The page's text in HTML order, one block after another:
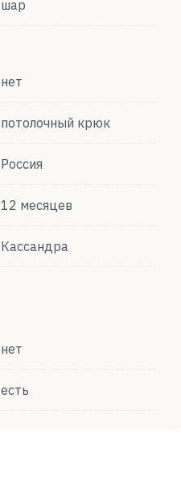
шар
нет
потолочный крюк
Россия
12 месяцев
Кассандра
нет
есть